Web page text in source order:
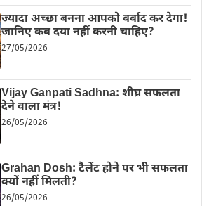
ज्यादा अच्छा बनना आपको बर्बाद कर देगा!
जानिए कब दया नहीं करनी चाहिए?
27/05/2026
Vijay Ganpati Sadhna: शीघ्र सफलता
देने वाला मंत्र!
26/05/2026
Grahan Dosh: टैलेंट होने पर भी सफलता
क्यों नहीं मिलती?
26/05/2026